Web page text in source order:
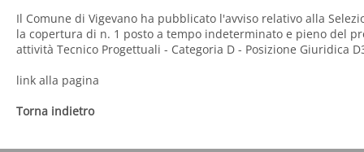
Il Comune di Vigevano ha pubblicato l'avviso relativo alla
la copertura di n. 1 posto a tempo indeterminato e pieno del
attività Tecnico Progettuali - Categoria D - Posizione Giuridica
link alla pagina
Torna indietro